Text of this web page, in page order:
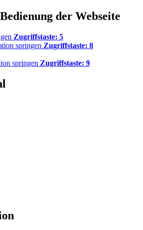
der Webseite
Zugriffstaste: 5
springen Zugriffstaste: 8
springen Zugriffstaste: 9